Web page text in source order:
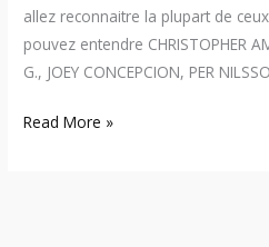
allez reconnaitre la plupart de
pouvez entendre CHRISTOPHER
G., JOEY CONCEPCION, PER
Read More »